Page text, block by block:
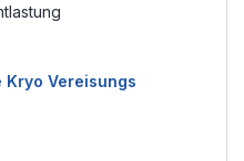
Vereisungs